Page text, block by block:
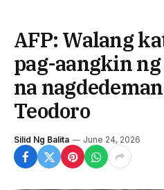
AFP: Walang
pag-aangkin
na
Teodoro
Silid Ng Balita June 24, 2026